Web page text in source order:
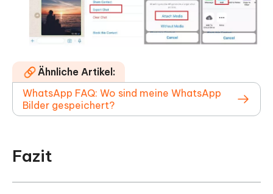
Ähnliche Artikel:
WhatsApp FAQ: Wo sind meine WhatsApp
Bilder gespeichert?
Fazit